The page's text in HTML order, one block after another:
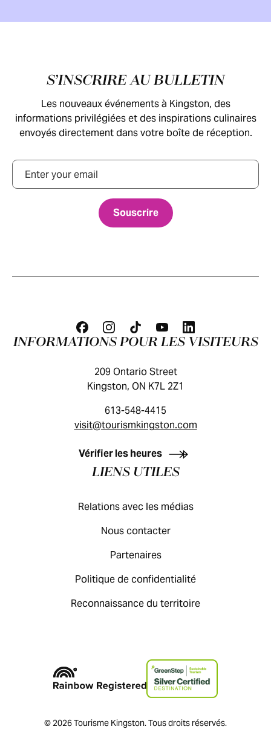
Pied de pageS’INSCRIRE AU BULLETIN
Les nouveaux événements à Kingston, des
informations privilégiées et des inspirations culinaires
envoyés directement dans votre boîte de réception.
Courriel
GUIDE DES VISITEURS
INFORMATIONS POUR LES VISITEURS
209 Ontario Street
Kingston, ON K7L 2Z1
613-548-4415
visit@tourismkingston.com
Vérifier les heures
LIENS UTILES
Relations avec les médias
Nous contacter
Partenaires
Politique de confidentialité
Reconnaissance du territoire
© 2026 Tourisme Kingston. Tous droits réservés.